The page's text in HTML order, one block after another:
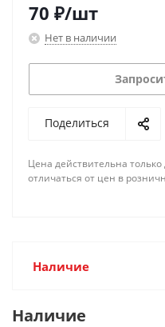
70 ₽/шт
Нет в наличии
Поделиться
Цена действительна
отличаться от цен в
Наличие
Наличие